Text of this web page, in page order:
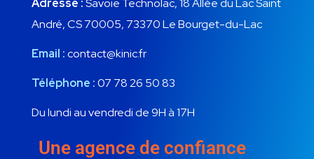
André, CS 70005, 73370 Le Bourget-du-Lac
Email :contact@kinic.fr
Téléphone :07 78 26 50 83
Du lundi au vendredi de 9H à 17H
Une agence de confiance